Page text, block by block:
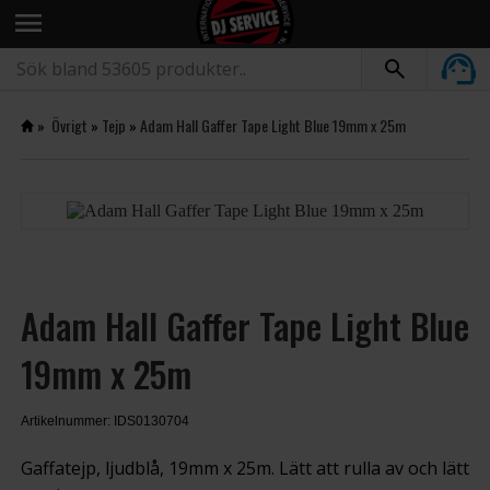
menu
» Övrigt » Tejp » Adam Hall Gaffer Tape Light Blue 19mm x 25m
Adam Hall Gaffer Tape Light Blue
19mm x 25m
Artikelnummer: IDS0130704
Gaffatejp, ljudblå, 19mm x 25m. Lätt att rulla av och lätt